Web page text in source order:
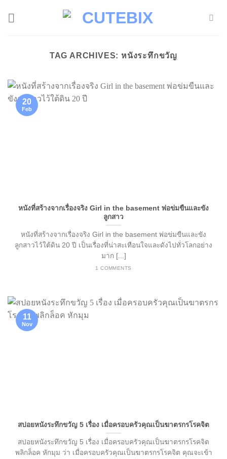
TAG ARCHIVES: หนังระทึกขวัญ
หนังที่สร้างจากเรื่องจริง Girl in the basement พ่อข่มขืนและขัง
ลูกสาว
หนังที่สร้างจากเรื่องจริง Girl in the basement พ่อข่มขืนและขัง
ลูกสาวไว้ใต้ดิน 20 ปี เป็นเรื่องที่น่าสะเทือนใจและดังไปทั่วโลกอย่าง
มาก [...]
1 COMMENTS
20
Feb
สปอยหนังระทึกขวัญ 5 เรื่อง เมื่อครอบครัวคุณเป็นฆาตรกรโรคจิต
สปอยหนังระทึกขวัญ 5 เรื่อง เมื่อครอบครัวคุณเป็นฆาตรกรโรคจิต
พลิกล็อค หักมุม ว่า เมื่อครอบครัวคุณเป็นฆาตรกรโรคจิต คุณจะเข้า
11
Nov